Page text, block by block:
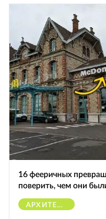
16 фееричных
поверить, чем они
АРХИТЕКТУРА